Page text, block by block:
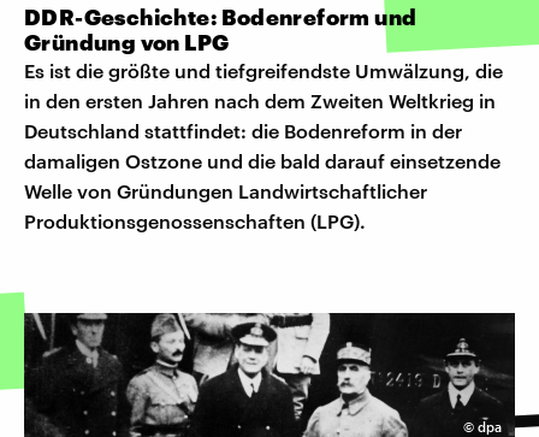
DDR-Geschichte: Bodenreform und
Gründung von LPG
Es ist die größte und tiefgreifendste Umwälzung, die
in den ersten Jahren nach dem Zweiten Weltkrieg in
Deutschland stattfindet: die Bodenreform in der
damaligen Ostzone und die bald darauf einsetzende
Welle von Gründungen Landwirtschaftlicher
Produktionsgenossenschaften (LPG).
© dpa